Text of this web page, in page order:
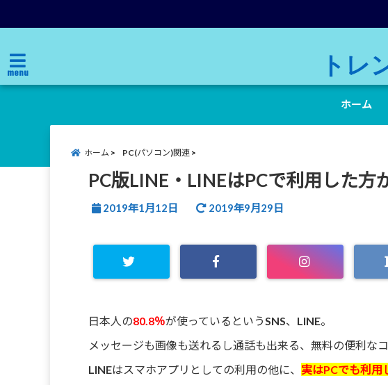
menu トレ
ホーム
ホーム PC(パソコン)関連
PC版LINE・LINEはPCで利用した方
2019年1月12日 2019年9月29日
日本人の80.8％が使っているというSNS、 LINE。
メッセージも画像も送れるし通話も出来る、無料の便利な
LINEはスマホアプリとしての利用の他に、 実はPCでも利用